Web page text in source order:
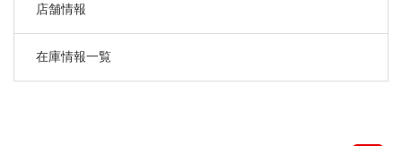
店舗情報
在庫情報一覧